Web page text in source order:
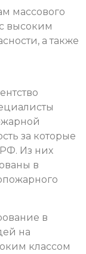
массового
высоким
а также
за которые
Из них
в
в
на
классом